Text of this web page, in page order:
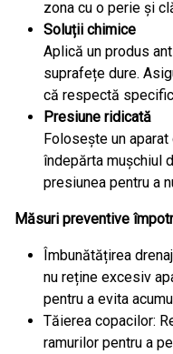
zona cu o perie și
Soluții chimice
Aplică un produs
suprafețe dure.
că respectă
Presiune ridicată
Folosește un
îndepărta mușchiul
presiunea pentru a
Măsuri preventive
Îmbunătățirea
nu reține excesiv
pentru a evita
Tăierea copacilor:
ramurilor pentru a